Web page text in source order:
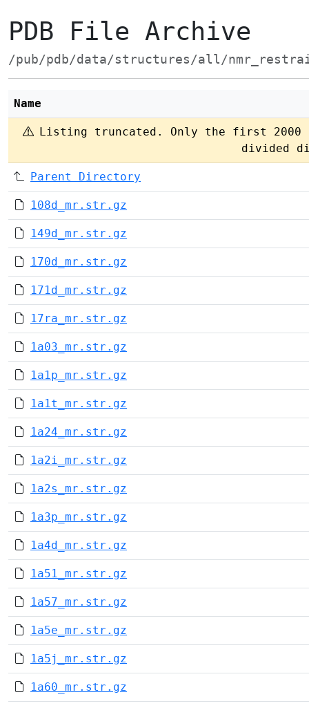
PDB File Archive
/pub/pdb/data/structures/all/
Name
Listing truncated. Only the first 2000
divided
Parent Directory
108d_mr.str.gz
149d_mr.str.gz
170d_mr.str.gz
171d_mr.str.gz
17ra_mr.str.gz
1a03_mr.str.gz
1a1p_mr.str.gz
1a1t_mr.str.gz
1a24_mr.str.gz
1a2i_mr.str.gz
1a2s_mr.str.gz
1a3p_mr.str.gz
1a4d_mr.str.gz
1a51_mr.str.gz
1a57_mr.str.gz
1a5e_mr.str.gz
1a5j_mr.str.gz
1a60_mr.str.gz